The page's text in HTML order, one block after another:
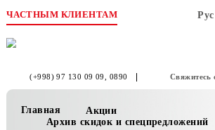
ЧАСТНЫМ КЛИЕНТАМ
Главная Акции